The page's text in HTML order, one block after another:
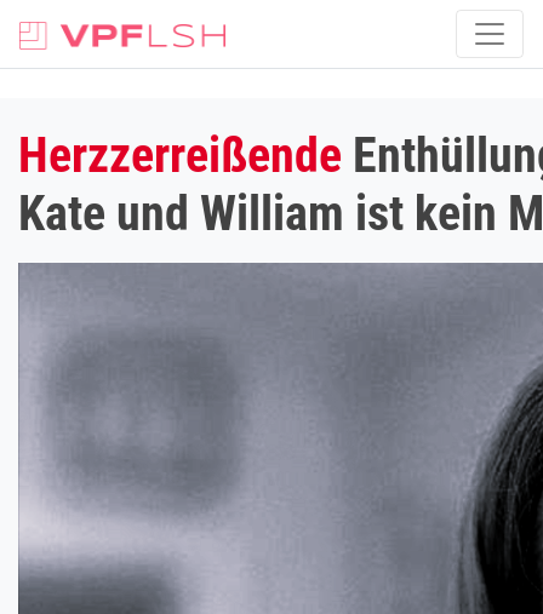
Herzzerreißende
Kate und William ist kein